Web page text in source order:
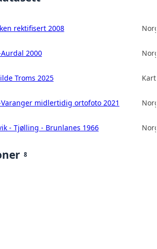
rektifisert 2008
2000
Troms 2025
midlertidig ortofoto 2021
- Tjølling - Brunlanes 1966
8